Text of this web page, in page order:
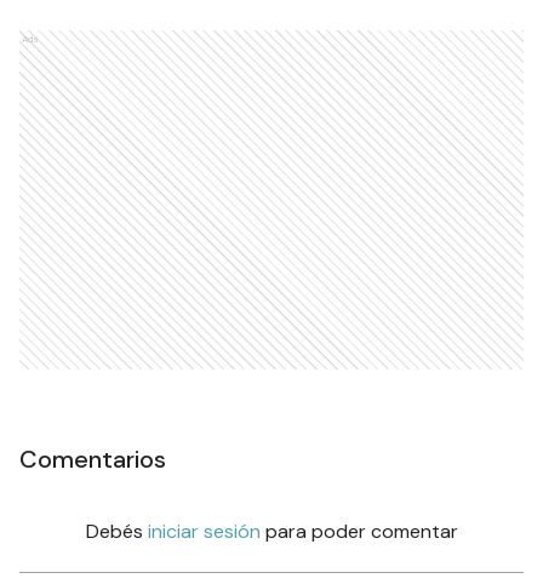
Ads
Comentarios
Debés iniciar sesión para poder comentar